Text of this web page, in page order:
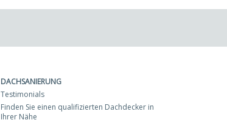
DACHSANIERUNG
Testimonials
Finden Sie einen qualifizierten Dachdecker in
Ihrer Nähe